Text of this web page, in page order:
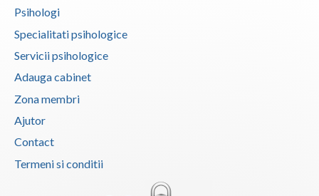
Psihologi
Specialitati psihologice
Servicii psihologice
Adauga cabinet
Zona membri
Ajutor
Contact
Termeni si conditii